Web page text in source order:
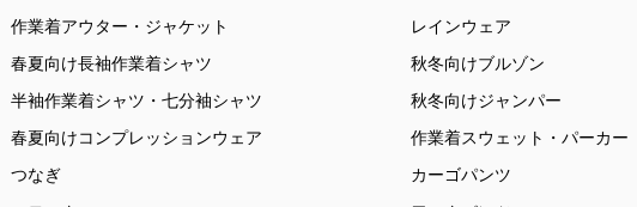
作業着アウター・ジャケット
春夏向け長袖作業着シャツ
半袖作業着シャツ・七分袖シャツ
春夏向けコンプレッションウェア
つなぎ
レインウェア
秋冬向けブルゾン
秋冬向けジャンパー
作業着スウェット・パーカー
カーゴパンツ